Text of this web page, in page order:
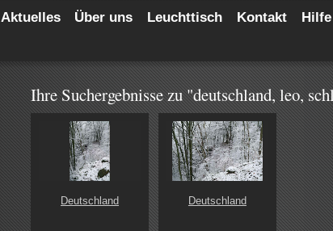
Aktuelles Über uns Leuchttisch Kontakt Hilfe
Ihre Suchergebnisse zu "deutschland, leo,
Deutschland Deutschland